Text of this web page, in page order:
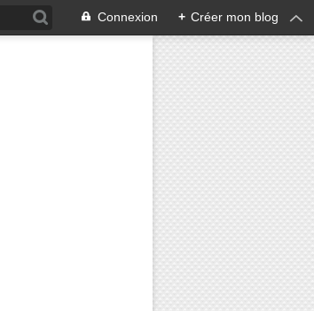
Connexion + Créer mon blog